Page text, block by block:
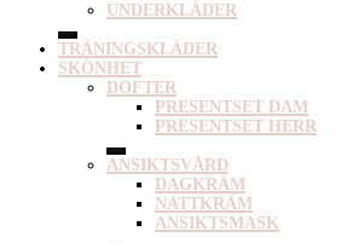
UNDERKLÄDER
TRÄNINGSKLÄDER
SKÖNHET
DOFTER
PRESENTSET DAM
PRESENTSET HERR
ANSIKTSVÅRD
DAGKRÄM
NATTKRÄM
ANSIKTSMASK